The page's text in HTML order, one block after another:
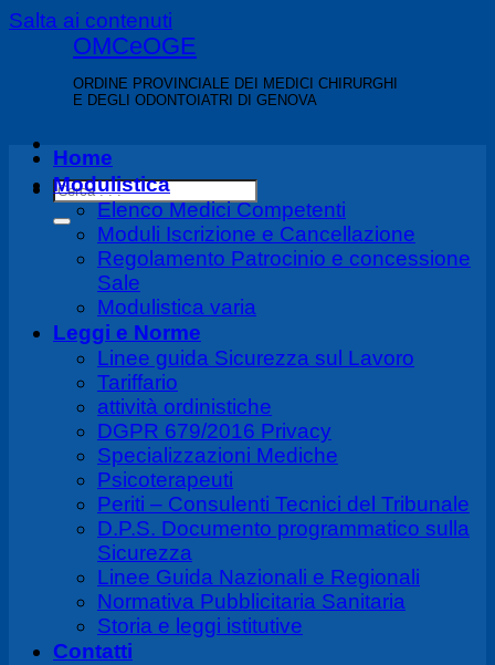
Salta ai contenuti
OMCeOGE
ORDINE PROVINCIALE DEI MEDICI CHIRURGHI
E DEGLI ODONTOIATRI DI GENOVA
Home
Modulistica
Elenco Medici Competenti
Moduli Iscrizione e Cancellazione
Regolamento Patrocinio e concessione
Sale
Modulistica varia
Leggi e Norme
Linee guida Sicurezza sul Lavoro
Tariffario
attività ordinistiche
DGPR 679/2016 Privacy
Specializzazioni Mediche
Psicoterapeuti
Periti – Consulenti Tecnici del Tribunale
D.P.S. Documento programmatico sulla
Sicurezza
Linee Guida Nazionali e Regionali
Normativa Pubblicitaria Sanitaria
Storia e leggi istitutive
Contatti